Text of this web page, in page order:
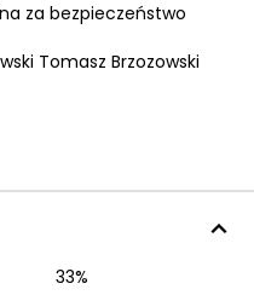
za bezpieczeństwo
Tomasz Brzozowski
33%